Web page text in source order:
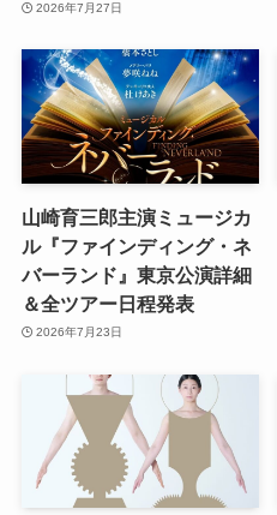
2026年7月27日
山崎育三郎主演ミュージカ
ル『ファインディング・ネ
バーランド』東京公演詳細
＆全ツアー日程発表
2026年7月23日